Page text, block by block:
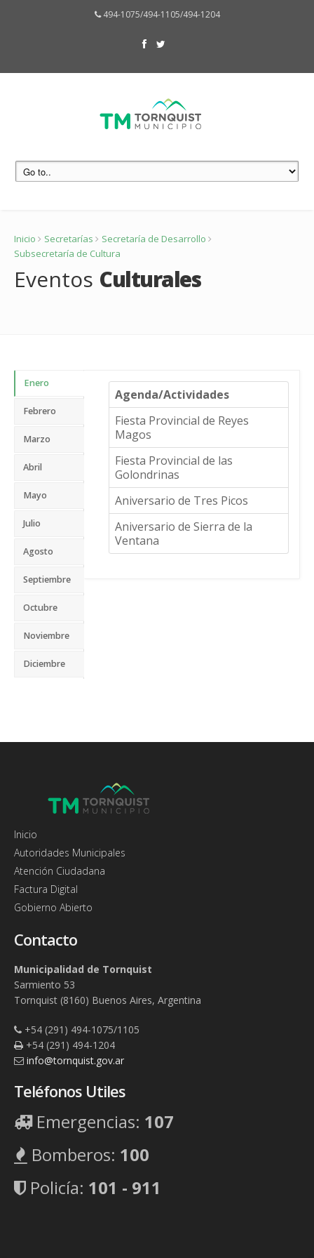
494-1075/494-1105/494-1204
Inicio Secretarías
Secretaría de Desarrollo
Subsecretaría de Cultura
Eventos Culturales
Enero
Febrero
Marzo
Abril
Mayo
Julio
Agosto
Septiembre
Octubre
Noviembre
Diciembre
Agenda/Actividades
Fiesta Provincial de Reyes
Magos
Fiesta Provincial de las
Golondrinas
Aniversario de Tres Picos
Aniversario de Sierra de la
Ventana
Inicio
Autoridades Municipales
Atención Ciudadana
Factura Digital
Gobierno Abierto
Contacto
Municipalidad de Tornquist
Sarmiento 53
Tornquist (8160) Buenos Aires, Argentina
+54 (291) 494-1075/1105
+54 (291) 494-1204
info@tornquist.gov.ar
Teléfonos Utiles
Emergencias: 107
Bomberos: 100
Policía: 101 - 911